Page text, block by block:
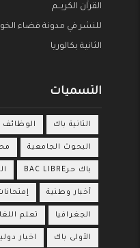
القراَن الكريــم
للنشر في مدونة فضاء
الثانية بكالوريا
التسميات
الثانية باك الوظائف
البحوث الجامعية
باك حرBAC LIBRE
أخبار وطنية
الجغرافيا تعلم
الأولى باك اخبار